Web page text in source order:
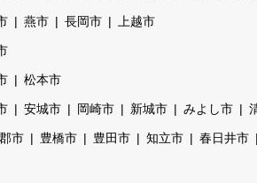
燕市 長岡市 上越市
松本市
安城市 岡崎市 新城市 みよし市
市 豊橋市 豊田市 知立市 春日井市